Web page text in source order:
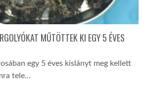
MŰTÖTTEK KI EGY 5 ÉVES
egy 5 éves kislányt meg kellett
tele…